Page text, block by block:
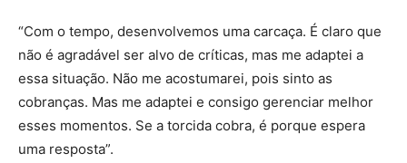
“Com o tempo, desenvolvemos uma carcaça. É claro que
não é agradável ser alvo de críticas, mas me adaptei a
essa situação. Não me acostumarei, pois sinto as
cobranças. Mas me adaptei e consigo gerenciar melhor
esses momentos. Se a torcida cobra, é porque espera
uma resposta”.